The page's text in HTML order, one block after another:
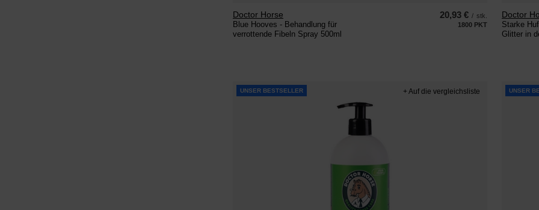
Doctor Horse
Blue Hooves - Behandlung für
verrottende Fibeln Spray 500ml
20,93 € / stk.
1800 PKT Punkte
Doctor
Starke
Glitter in
UNSER BESTSELLER + Auf die vergleichsliste UNSER